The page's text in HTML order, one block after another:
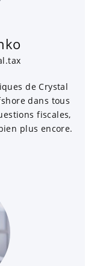
de Crystal
dans tous
fiscales,
plus encore.